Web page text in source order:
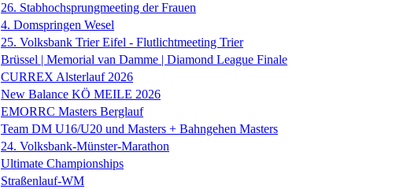
26. Stabhochsprungmeeting der Frauen
4. Domspringen Wesel
25. Volksbank Trier Eifel - Flutlichtmeeting Trier
Brüssel | Memorial van Damme | Diamond League Finale
CURREX Alsterlauf 2026
New Balance KÖ MEILE 2026
EMORRC Masters Berglauf
Team DM U16/U20 und Masters + Bahngehen Masters
24. Volksbank-Münster-Marathon
Ultimate Championships
Straßenlauf-WM